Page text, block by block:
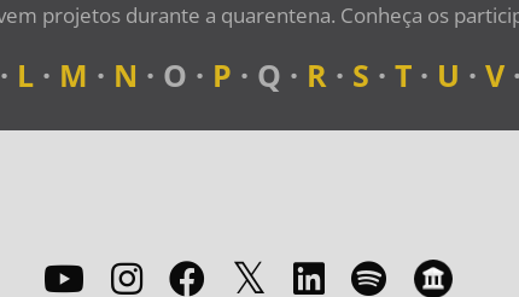
projetos durante a quarentena. Conheça os
· L · M · N · O · P · Q · R · S · T · U · V ·